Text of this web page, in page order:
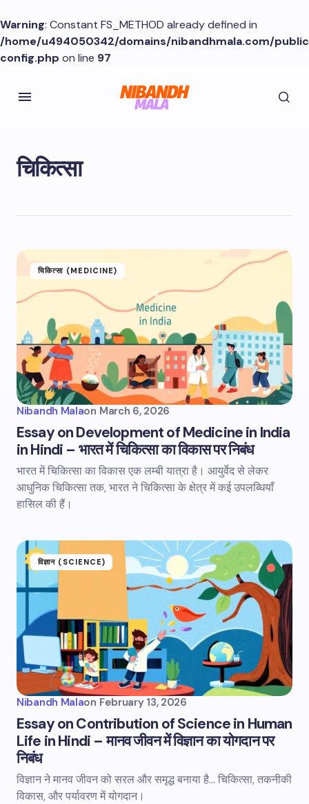
Warning: Constant FS_METHOD already defined in
/home/u494050342/domains/nibandhmala.com/
config.php on line 97
चिकित्सा
चिकित्सा (MEDICINE)
Nibandh Malaon March 6, 2026
Essay on Development of Medicine in India
in Hindi – भारत में चिकित्सा का विकास पर निबंध
भारत में चिकित्सा का विकास एक लम्बी यात्रा है। आयुर्वेद से लेकर
आधुनिक चिकित्सा तक, भारत ने चिकित्सा के क्षेत्र में कई उपलब्धियाँ
हासिल की हैं।
विज्ञान (SCIENCE)
Nibandh Malaon February 13, 2026
Essay on Contribution of Science in Human
Life in Hindi – मानव जीवन में विज्ञान का योगदान पर
निबंध
विज्ञान ने मानव जीवन को सरल और समृद्ध बनाया है... चिकित्सा, तकनीकी
विकास, और पर्यावरण में योगदान।